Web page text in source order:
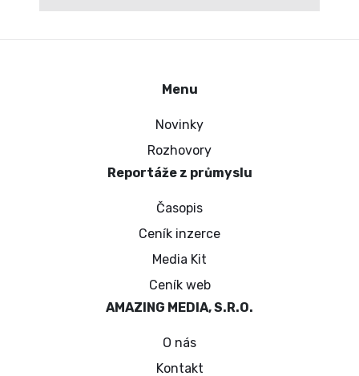
Menu
Novinky
Rozhovory
Reportáže z průmyslu
Časopis
Ceník inzerce
Media Kit
Ceník web
AMAZING MEDIA, S.R.O.
O nás
Kontakt